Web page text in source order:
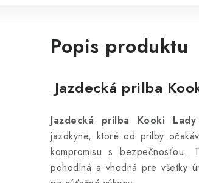
Popis produktu
Jazdecká prilba
Jazdecká prilba Kooki
jazdkyne, ktoré od prilby
kompromisu s bezpečnosťou.
pohodlná a vhodná pre všetky